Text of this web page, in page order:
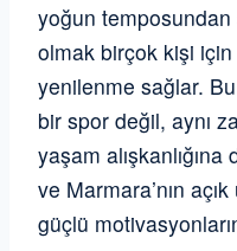
yoğun
olmak birçok kişi
yenilenme sağlar.
bir spor değil, aynı
yaşam
ve Marmara’nın
güçlü